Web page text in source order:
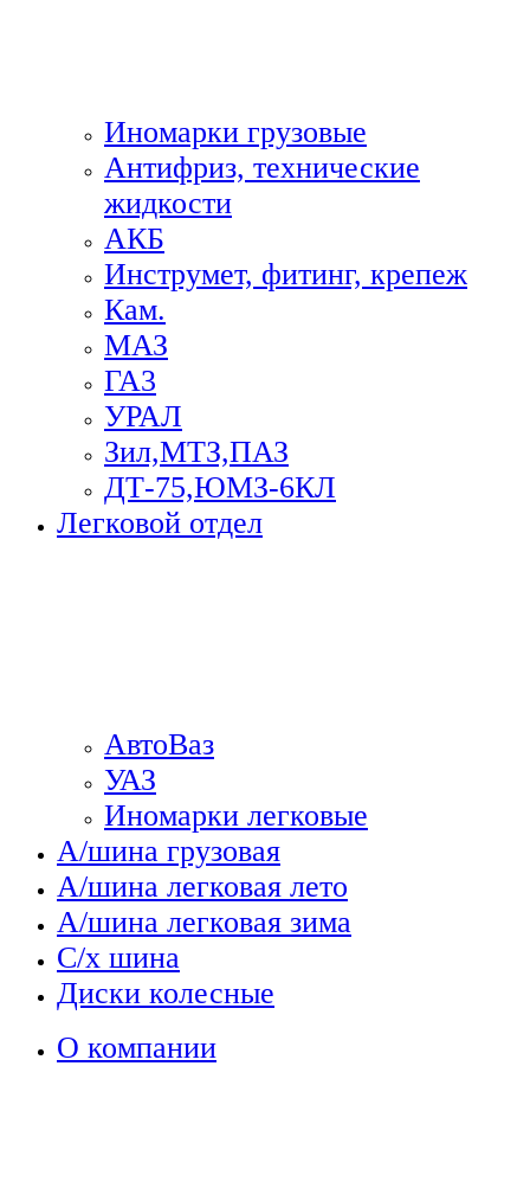
Иномарки грузовые
Антифриз, технические
жидкости
АКБ
Инструмет, фитинг, крепеж
Кам.
МАЗ
ГА3
УРАЛ
Зил,МТЗ,ПАЗ
ДТ-75,ЮМЗ-6КЛ
Легковой отдел
АвтоВаз
УАЗ
Иномарки легковые
А/шина грузовая
А/шина легковая лето
А/шина легковая зима
С/х шина
Диски колесные
О компании